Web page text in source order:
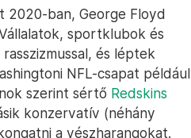
2020-ban, George Floyd
sportklubok és
és léptek
NFL-csapat például
szerint sértő Redskins
konzervatív (néhány
a vészharangokat.